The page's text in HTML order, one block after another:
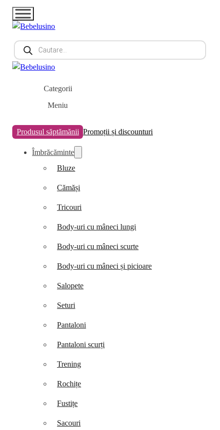
Products
search
Categorii
Meniu
Produsul săptămănii Promoții și discounturi
Îmbrăcăminte
Bluze
Cămăși
Tricouri
Body-uri cu mâneci lungi
Body-uri cu mâneci scurte
Body-uri cu mâneci și picioare
Salopete
Seturi
Pantaloni
Pantaloni scurți
Trening
Rochițe
Fustițe
Sacouri